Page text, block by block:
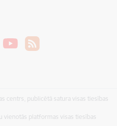
centrs, publicētā satura visas tiesības
vienotās platformas visas tiesības